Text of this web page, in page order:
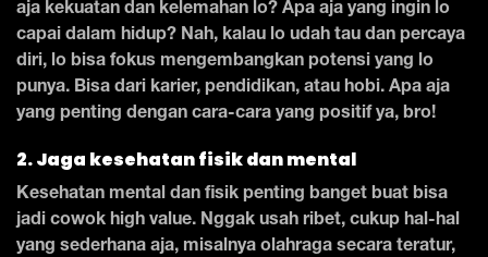
aja kekuatan dan kelemahan lo? Apa aja yang ingin lo
capai dalam hidup? Nah, kalau lo udah tau dan percaya
diri, lo bisa fokus mengembangkan potensi yang lo
punya. Bisa dari karier, pendidikan, atau hobi. Apa aja
yang penting dengan cara-cara yang positif ya, bro!
2. Jaga kesehatan fisik dan mental
Kesehatan mental dan fisik penting banget buat bisa
jadi cowok high value. Nggak usah ribet, cukup hal-hal
yang sederhana aja, misalnya olahraga secara teratur,